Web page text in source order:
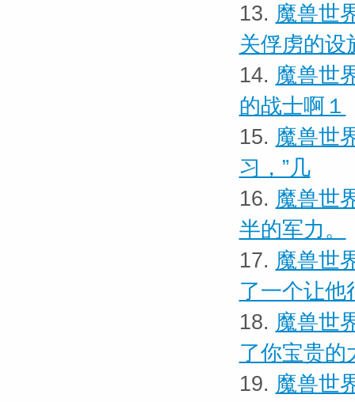
13. 魔兽世
关俘虏的设
14. 魔兽世
的战士啊１
15. 魔兽世
习，”几
16. 魔兽世
半的军力。
17. 魔兽世
了一个让他
18. 魔兽世
了你宝贵的
19. 魔兽世